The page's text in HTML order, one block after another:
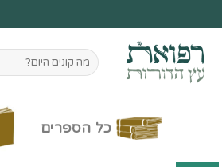
to
content
חיפוש
עבור:
כל הספרים